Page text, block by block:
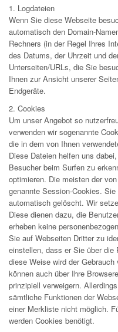
1. Logdateien
Wenn Sie diese Webseite
automatisch den Domain-
Rechners (in der Regel Ihres
des Datums, der Uhrzeit und
Unterseiten/URLs, die Sie
Ihnen zur Ansicht unserer
Endgeräte.
2. Cookies
Um unser Angebot so
verwenden wir sogenannte
die in dem von Ihnen
Diese Dateien helfen uns
Besucher beim Surfen zu
optimieren. Die meisten der
genannte Session-Cookies.
automatisch gelöscht. Wir
Diese dienen dazu, die
erheben keine
Sie auf Webseiten Dritter zu
einstellen, dass er Sie über
diese Weise wird der
können auch über Ihre
prinzipiell verweigern.
sämtliche Funktionen der
einer Merkliste nicht möglich.
werden Cookies benötigt.